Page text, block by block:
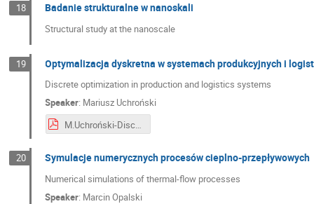
18 Badanie strukturalne w nanoskali
Structural study at the nanoscale
19 Optymalizacja dyskretna w systemach produkcyjnych i
Discrete optimization in production and logistics systems
Speaker: Mariusz Uchroński
M.Uchroński-Discrete optimization in production.pdf
20 Symulacje numerycznych procesów cieplno-przepływowych
Numerical simulations of thermal-flow processes
Speaker: Marcin Opalski